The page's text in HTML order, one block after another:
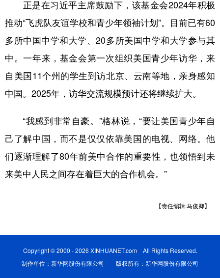
正是在习近平主席鼓励下，该基金会2024年积极
推动“飞虎队友谊学校和青少年领袖计划”。目前已有60
多所中国中学和大学、20多所美国中学和大学参与其
中。一年来，基金会第一次组织美国青少年访华，来
自美国11个州的学生到访北京、云南等地，亲身感知
中国。2025年，访华交流规模预计还将继续扩大。
“我感到非常自豪。”格林说，“要让美国青少年自
己了解中国，而不是仅仅依靠美国的电视、网络。他
们逐渐理解了80年前美中合作的重要性，也领悟到未
来美中人民之间存在着巨大的合作机会。”
【责任编辑:马俊卿】
Copyright © 2000 - 2026 XINHUANET.com All Rights Reserved.
制作单位：新华网股份有限公司 版权所有：新华网股份有限公司